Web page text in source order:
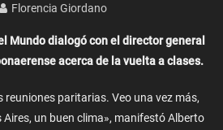
Florencia Giordano
Mundo dialogó con el director general
acerca de la vuelta a clases.
reuniones paritarias. Veo una vez más,
Aires, un buen clima», manifestó Alberto